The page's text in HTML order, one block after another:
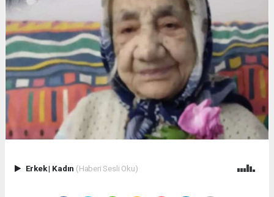
Erkek| Kadın (Haberi Sesli Oku)